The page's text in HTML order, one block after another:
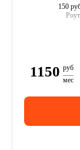
150
1150 руб
мес